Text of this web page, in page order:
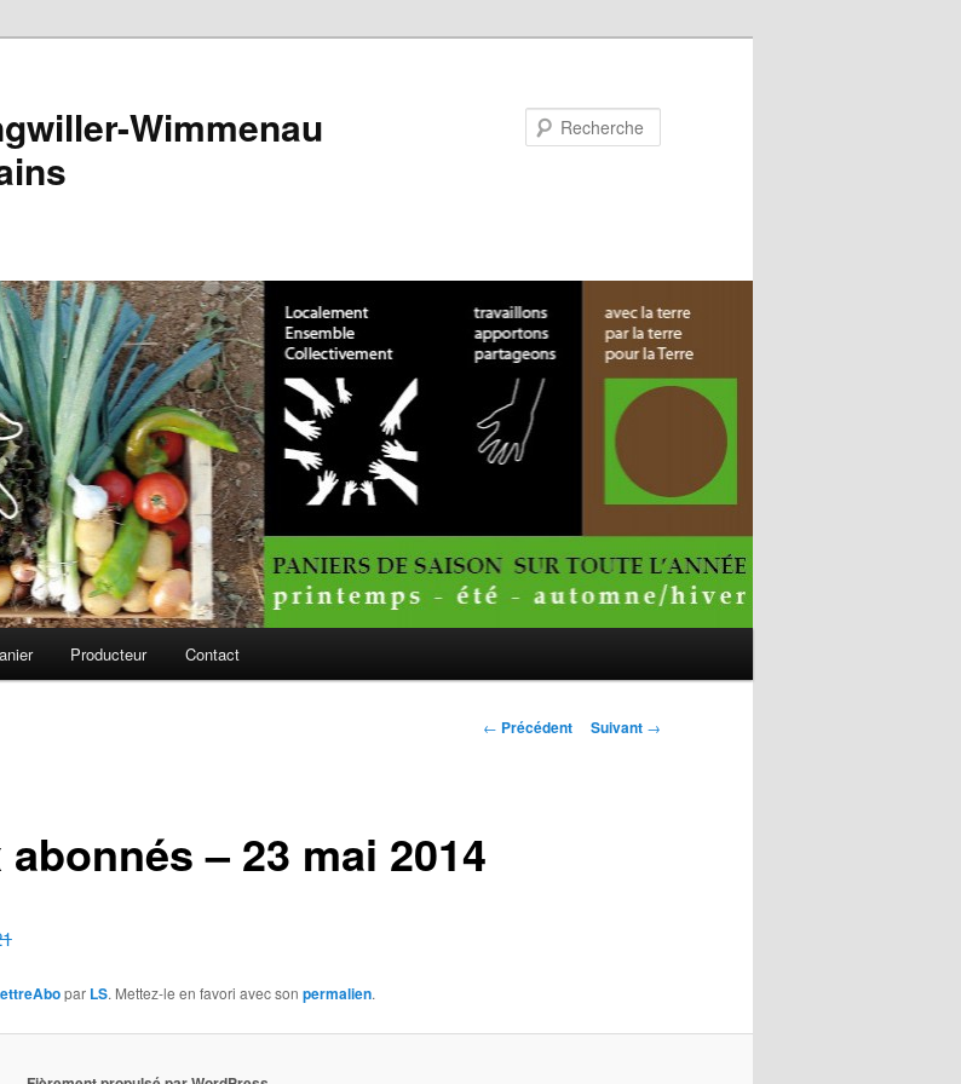
Wimmenau
Producteur Contact
Navigation
← Précédent Suivant →
– 23 mai 2014
par LS. Mettez-le en favori avec son permalien.